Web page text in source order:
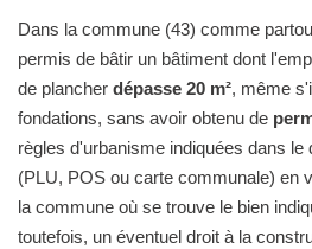
Dans la commune (43) comme
permis de bâtir un bâtiment dont
de plancher dépasse 20 m², même
fondations, sans avoir obtenu de
règles d'urbanisme indiquées dans
(PLU, POS ou carte communale) en
la commune où se trouve le bien
toutefois, un éventuel droit à la